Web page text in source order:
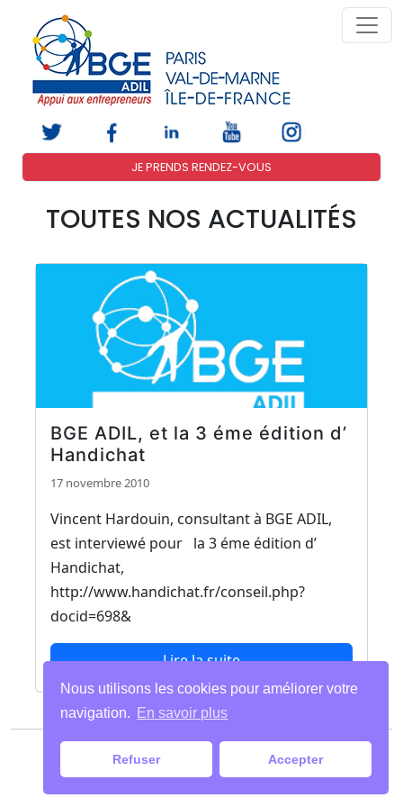
JE PRENDS RENDEZ-VOUS
TOUTES NOS ACTUALITÉS
BGE ADIL, et la 3 éme édition d’
Handichat
17 novembre 2010
Vincent Hardouin, consultant à BGE ADIL,
est interviewé pour la 3 éme édition d’
Handichat,
http://www.handichat.fr/conseil.php?
docid=698&
Lire la suite
Paiements|Mentions légales
| Tous droits
réservés
Nous utilisons les cookies pour améliorer votre
navigation.
En savoir plus
Refuser Accepter